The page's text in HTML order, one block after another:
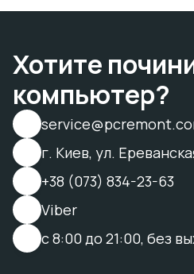
Хотите
компьютер?
г. Киев, ул.
+38 (073) 834-23-63
Viber
с 8:00 до 21:00, без